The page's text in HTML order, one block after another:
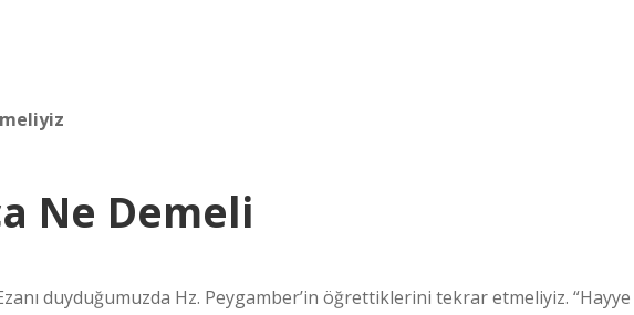
Ne Demeli
duyduğumuzda Hz. Peygamber’in öğrettiklerini tekrar etmeliyiz. “Hayye